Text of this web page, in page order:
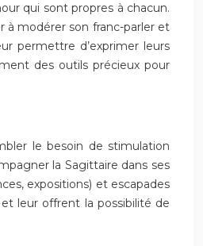
qui sont propres à chacun.
à modérer son franc-parler et
permettre d’exprimer leurs
des outils précieux pour
le besoin de stimulation
la Sagittaire dans ses
expositions) et escapades
leur offrent la possibilité de